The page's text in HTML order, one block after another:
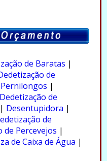
de Baratas |
de
|
Dedetização de
| Desentupidora |
de
de Percevejos |
de Caixa de Água |